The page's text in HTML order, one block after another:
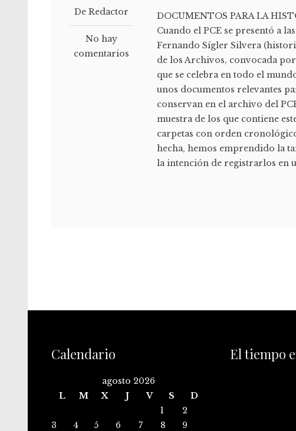
De Redactor
No hay
comentarios
DOCUMENTOS PARA LA
Cuando el PCE se presentó a
Fernando Sígler Silvera
de los Archivos, convocada
que se celebra en todo el
unos documentos relevantes
conservan en el archivo del
muestra de los que contiene
carpetas con orden
hecha, hemos emprendido la
la intención de registrarlos en
Calendario
agosto 2026
L
M X J V S
D
1
2
3
4 5 6 7 8 9
El tiempo